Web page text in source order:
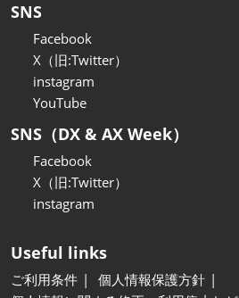
SNS
Facebook
X（旧:Twitter）
instagram
YouTube
SNS（DX & AX Week）
Facebook
X（旧:Twitter）
instagram
Useful links
ご利用条件
個人情報保護方針